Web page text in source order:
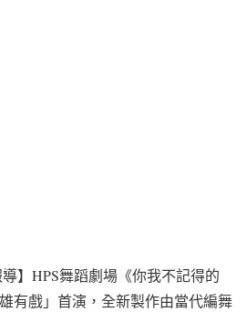
導】HPS舞蹈劇場《你我不記得的
有戲」首演，全新製作由當代編舞